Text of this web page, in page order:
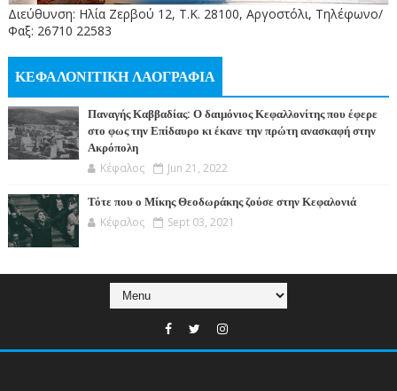
Διεύθυνση: Ηλία Ζερβού 12, Τ.Κ. 28100, Αργοστόλι, Τηλέφωνο/
Φαξ: 26710 22583
ΚΕΦΑΛΟΝΙΤΙΚΗ ΛΑΟΓΡΑΦΙΑ
Παναγής Καββαδίας: Ο δαιμόνιος Κεφαλλονίτης που έφερε
στο φως την Επίδαυρο κι έκανε την πρώτη ανασκαφή στην
Ακρόπολη
Κέφαλος Jun 21, 2022
Τότε που ο Μίκης Θεοδωράκης ζούσε στην Κεφαλονιά
Κέφαλος Sept 03, 2021